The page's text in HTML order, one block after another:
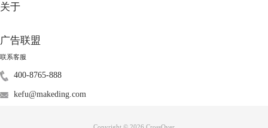
PD虚拟机支持安装多个系统，每个系统直接相互独立，其文稿目录不共
关于
广告联盟
联系客服
400-8765-888
kefu@makeding.com